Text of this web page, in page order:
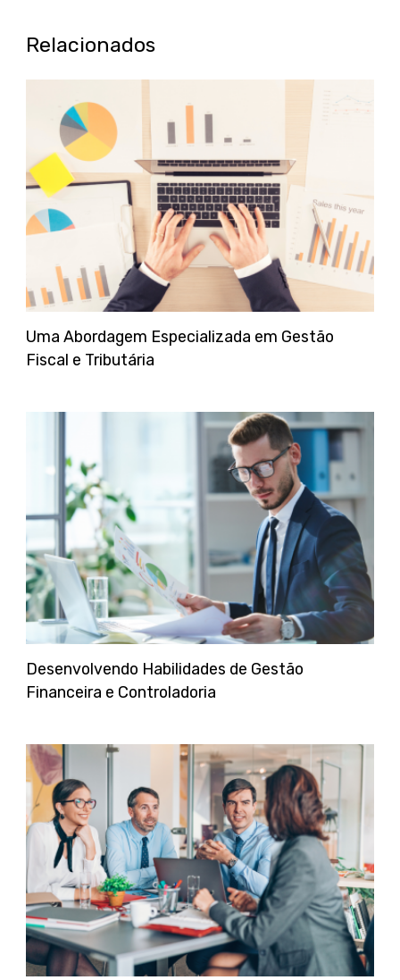
Relacionados
Uma Abordagem Especializada em Gestão
Fiscal e Tributária
Desenvolvendo Habilidades de Gestão
Financeira e Controladoria